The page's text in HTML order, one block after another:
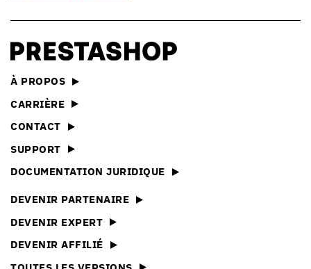
À PROPOS
CARRIÈRE
CONTACT
SUPPORT
DOCUMENTATION JURIDIQUE
DEVENIR PARTENAIRE
DEVENIR EXPERT
DEVENIR AFFILIÉ